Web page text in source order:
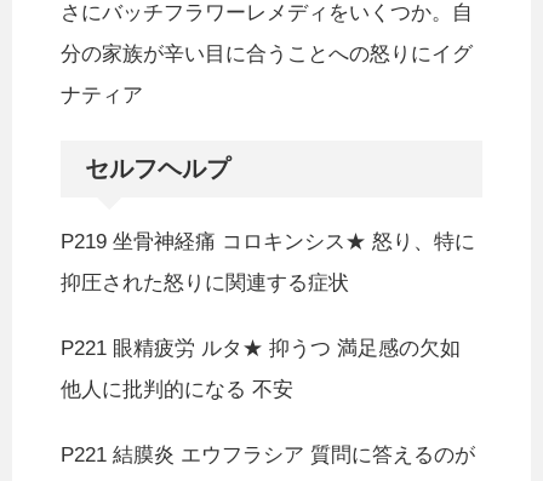
さにバッチフラワーレメディをいくつか。自
分の家族が辛い目に合うことへの怒りにイグ
ナティア
セルフヘルプ
P219 坐骨神経痛 コロキンシス★ 怒り、特に
抑圧された怒りに関連する症状
P221 眼精疲労 ルタ★ 抑うつ 満足感の欠如
他人に批判的になる 不安
P221 結膜炎 エウフラシア 質問に答えるのが